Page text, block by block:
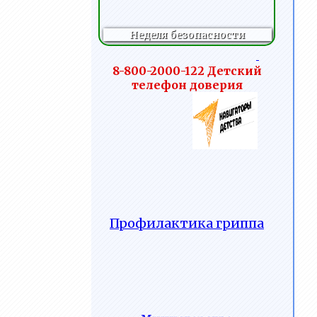
слайдер
Неделя безопасности
8-800-2000-122 Детский
телефон доверия
Профилактика гриппа